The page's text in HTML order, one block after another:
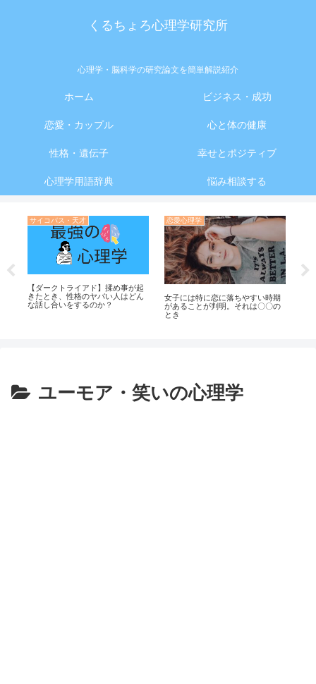
くるちょろ心理学研究所
心理学・脳科学の研究論文を簡単解説紹介
ホーム ビジネス・成功
恋愛・カップル 心と体の健康
性格・遺伝子 幸せとポジティブ
心理学用語辞典 悩み相談する
サイコパス・天才
【ダークトライアド】揉め事が起
きたとき、性格のヤバい人はどん
な話し合いをするのか？
恋愛心理学
女子には特に恋に落ちやすい時期
があることが判明。それは〇〇の
とき
ユーモア・笑いの心理学